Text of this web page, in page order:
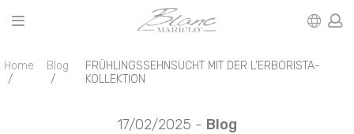
Home Blog
FRÜHLINGSSEHNSUCHT MIT DER L’ERBORISTA-
KOLLEKTION
17/02/2025 - Blog